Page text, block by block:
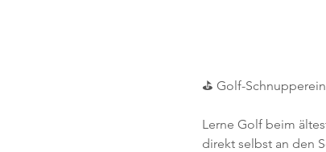
⛳ Golf-
Lerne Golf beim
direkt selbst an den